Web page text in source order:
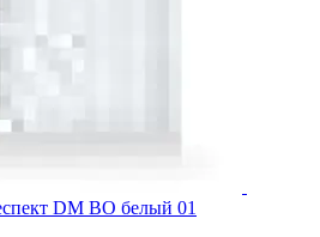
DM ВО белый 01